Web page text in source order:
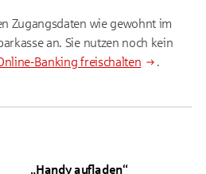
Zugangsdaten wie gewohnt im
an. Sie nutzen noch kein
Banking freischalten .
„Handy aufladen“